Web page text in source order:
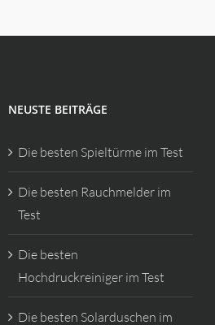
NEUSTE BEITRÄGE
Die besten Spieltürme im Test
Die besten Rauchmelder im
Test
Die besten
Hochdruckreiniger im Test
Die besten Solarduschen im